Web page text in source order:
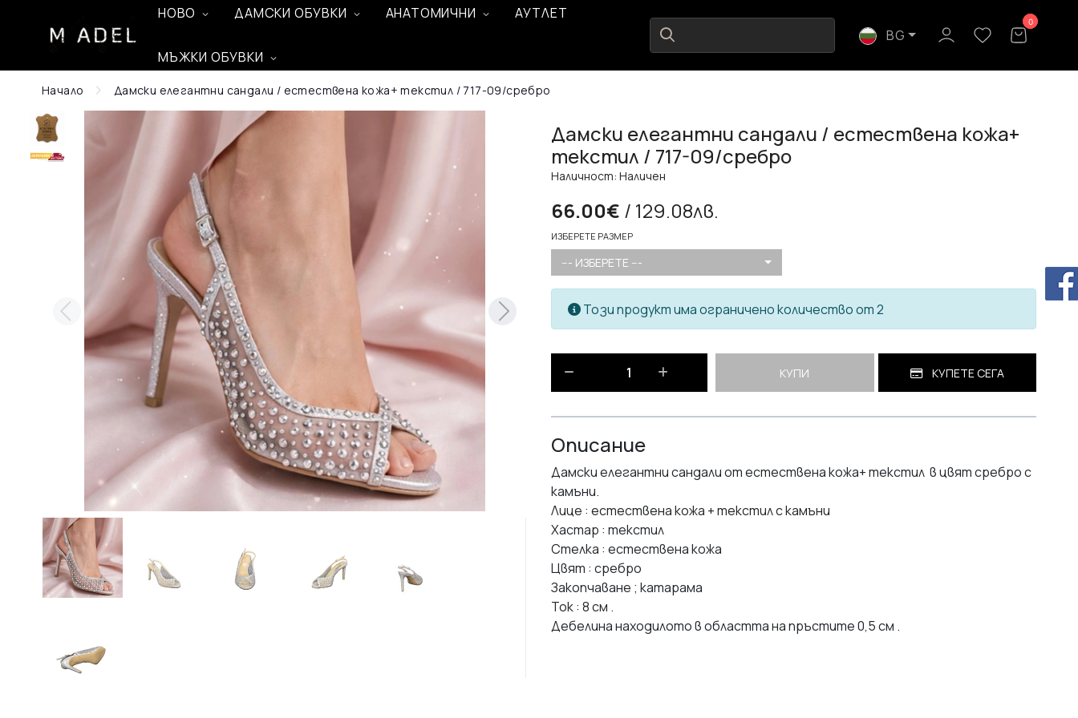
BG
0
0
НОВО ДАМСКИ ОБУВКИ
МЪЖКИ ОБУВКИ
АНАТОМИЧНИ АУТЛЕТ
Начало Дамски елегантни сандали / естествена кожа+ текстил / 717-09/сребро
Дамски елегантни сандали / естествена кожа+
текстил / 717-09/сребро
Наличност: Наличен
66.00€ / 129.08лв.
ИЗБЕРЕТЕ РАЗМЕР
--- ИЗБЕРЕТЕ ---
Този продукт има ограничено количество от 2
КУПИ КУПЕТЕ СЕГА
Описание
Дамски елегантни сандали от естествена кожа+ текстил в цвят сребро с
камъни.
Лице : естествена кожа + текстил с камъни
Хастар : текстил
Стелка : естествена кожа
Цвят : сребро
Закопчаване ; катарама
Ток : 8 см .
Дебелина находилото в областта на пръстите 0,5 см .